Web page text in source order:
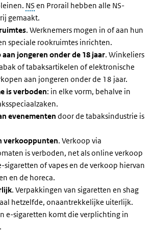
NS en Prorail hebben alle NS-
gemaakt.
. Werknemers mogen in of aan hun
speciale rookruimtes inrichten.
aan jongeren onder de 18 jaar. Winkeliers
of tabaksartikelen of elektronische
aan jongeren onder de 18 jaar.
is verboden: in elke vorm, behalve in
evenementen door de tabaksindustrie is
verkooppunten. Verkoop via
is verboden, net als online verkoop
sigaretten of vapes en de verkoop hiervan
en de horeca.
. Verpakkingen van sigaretten en shag
hetzelfde, onaantrekkelijke uiterlijk.
e-sigaretten komt die verplichting in